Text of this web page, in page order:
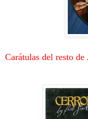
Carátulas del resto de